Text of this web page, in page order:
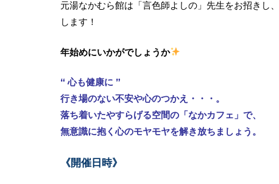
元湯なかむら館は「言色師よしの」先生をお招きし、
します！
年始めにいかがでしょうか
“ 心も健康に ”
行き場のない不安や心のつかえ・・・。
落ち着いたやすらげる空間の「なかカフェ」で、
無意識に抱く心のモヤモヤを解き放ちましょう。
《開催日時》